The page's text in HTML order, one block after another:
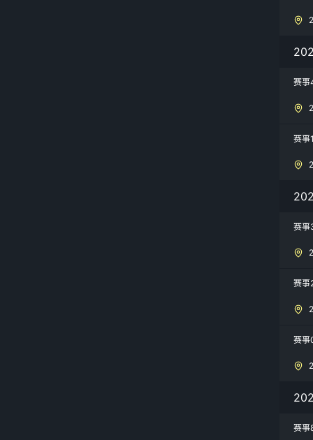
赛事
赛事
赛事
赛事
赛事
赛事